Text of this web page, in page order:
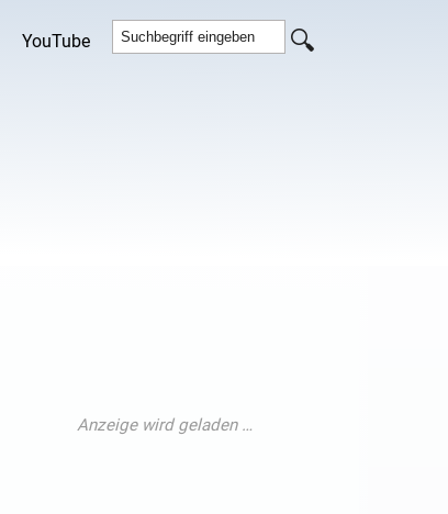
YouTube